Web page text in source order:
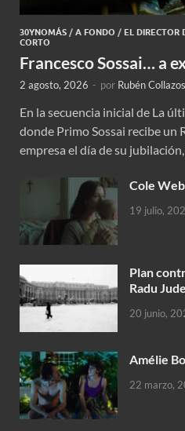
30YNOMÁS / A FONDO / EL DIRECTOR
CORTO
Francesco Sossai… a
2 agosto, 2026 - por Rubén Collazos
En la secuencia inicial de La
donde Primo Sossai recibe un
empresa el día de su
Cole
19 julio,
Plan
Radu
20 junio,
Amélie
22 marzo,